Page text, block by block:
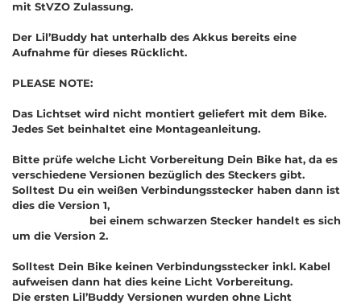
mit StVZO Zulassung.
Der Lil’Buddy hat unterhalb des Akkus bereits eine
Aufnahme für dieses Rücklicht.
PLEASE NOTE:
Das Lichtset wird nicht montiert geliefert mit dem Bike.
Jedes Set beinhaltet eine Montageanleitung.
Bitte prüfe welche Licht Vorbereitung Dein Bike hat, da es
verschiedene Versionen bezüglich des Steckers gibt.
Solltest Du ein weißen Verbindungsstecker haben dann ist
dies die Version 1,
bei einem schwarzen Stecker handelt es sich
um die Version 2.
Solltest Dein Bike keinen Verbindungsstecker inkl. Kabel
aufweisen dann hat dies keine Licht Vorbereitung.
Die ersten Lil’Buddy Versionen wurden ohne Licht